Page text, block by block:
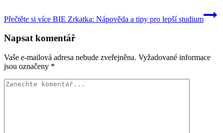
Přečtěte si více BIE Zrkatka: Nápověda a tipy pro lepší studium
Napsat komentář
Vaše e-mailová adresa nebude zveřejněna. Vyžadované informace
jsou označeny *